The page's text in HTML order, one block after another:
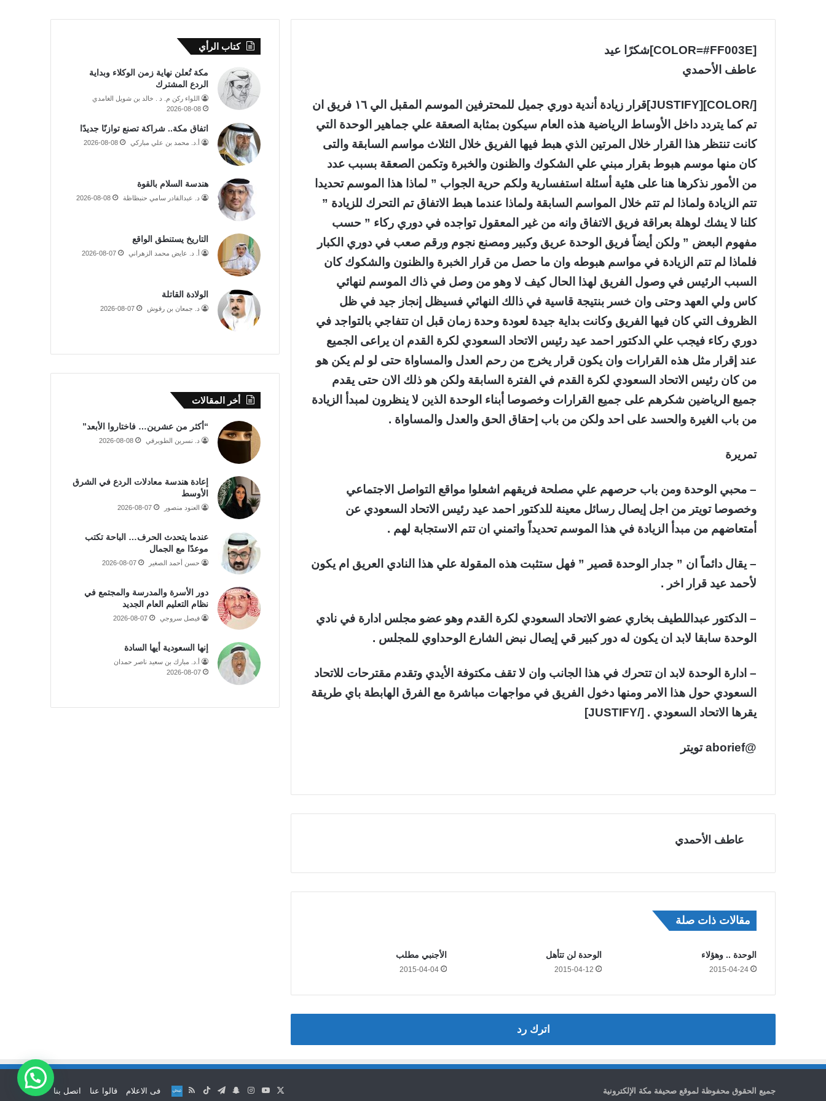
[COLOR=#FF003E]شكرًا عيد
عاطف الأحمدي
[/COLOR][JUSTIFY]قرار زيادة أندية دوري جميل للمحترفين الموسم المقبل الي ١٦ فريق ان
تم كما يتردد داخل الأوساط الرياضية هذه العام سيكون بمثابة الصعقة علي جماهير الوحدة التي
كانت تنتظر هذا القرار خلال المرتين الذي هبط فيها الفريق خلال الثلاث مواسم السابقة والتى
كان منها موسم هبوط بقرار مبني علي الشكوك والظنون والخبرة وتكمن الصعقة بسبب عدد
من الأمور نذكرها هنا على هئية أسئلة استفسارية ولكم حرية الجواب ” لماذا هذا الموسم تحديدا
تتم الزيادة ولماذا لم تتم خلال المواسم السابقة ولماذا عندما هبط الاتفاق تم التحرك للزيادة ”
كلنا لا يشك لوهلة بعراقة فريق الاتفاق وانه من غير المعقول تواجده في دوري ركاء ” حسب
مفهوم البعض ” ولكن أيضاً فريق الوحدة عريق وكبير ومصنع نجوم ورقم صعب في دوري الكبار
فلماذا لم تتم الزيادة في مواسم هبوطه وان ما حصل من قرار الخبرة والظنون والشكوك كان
السبب الرئيس في وصول الفريق لهذا الحال كيف لا وهو من وصل في ذاك الموسم لنهائي
كاس ولي العهد وحتى وان خسر بنتيجة قاسية في ذالك النهائي فسيظل إنجاز جيد في ظل
الظروف التي كان فيها الفريق وكانت بداية جيدة لعودة وحدة زمان قبل ان تتفاجي بالتواجد في
دوري ركاء فيجب علي الدكتور احمد عيد رئيس الاتحاد السعودي لكرة القدم ان يراعى الجميع
عند إقرار مثل هذه القرارات وان يكون قرار يخرج من رحم العدل والمساواة حتى لو لم يكن هو
من كان رئيس الاتحاد السعودي لكرة القدم في الفترة السابقة ولكن هو ذلك الان حتى يقدم
جميع الرياضين شكرهم على جميع القرارات وخصوصا أبناء الوحدة الذين لا ينظرون لمبدأ الزيادة
من باب الغيرة والحسد على احد ولكن من باب إحقاق الحق والعدل والمساواة .
تمريرة
– محبي الوحدة ومن باب حرصهم علي مصلحة فريقهم اشعلوا مواقع التواصل الاجتماعي
وخصوصا تويتر من اجل إيصال رسائل معينة للدكتور احمد عيد رئيس الاتحاد السعودي عن
أمتعاضهم من مبدأ الزيادة في هذا الموسم تحديداً واتمني ان تتم الاستجابة لهم .
– يقال دائماً ان ” جدار الوحدة قصير ” فهل ستثبت هذه المقولة علي هذا النادي العريق ام يكون
لأحمد عيد قرار اخر .
– الدكتور عبداللطيف بخاري عضو الاتحاد السعودي لكرة القدم وهو عضو مجلس ادارة في نادي
الوحدة سابقا لابد ان يكون له دور كبير قي إيصال نبض الشارع الوحداوي للمجلس .
– ادارة الوحدة لابد ان تتحرك في هذا الجانب وان لا تقف مكتوفة الأيدي وتقدم مقترحات للاتحاد
السعودي حول هذا الامر ومنها دخول الفريق في مواجهات مباشرة مع الفرق الهابطة باي طريقة
يقرها الاتحاد السعودي . [/JUSTIFY]
@aborief تويتر
عاطف الأحمدي
مقالات ذات صلة
الوحدة .. وهؤلاء
2015-04-24
الوحدة لن تتأهل
2015-04-12
الأجنبي مطلب
2015-04-04
اترك رد
كتاب الرأي
مكة تُعلن نهاية زمن الوكلاء وبداية
الردع المشترك
اللواء ركن م. د . خالد بن شويل الغامدي
2026-08-08
اتفاق مكة.. شراكة تصنع توازنًا جديدًا
أ.د. محمد بن علي مباركي 2026-08-08
هندسة السلام بالقوة
د. عبدالقادر سامي حنبظاظة 2026-08-08
التاريخ يستنطق الواقع
أ. د. عايض محمد الزهراني 2026-08-07
الولادة القاتلة
د. جمعان بن رقوش 2026-08-07
أخر المقالات
“أكثر من عشرين… فاختاروا الأبعد”
د. نسرين الطويرقي 2026-08-08
إعادة هندسة معادلات الردع في الشرق
الأوسط
العنود منصور 2026-08-07
عندما يتحدث الحرف… الباحة تكتب
موعدًا مع الجمال
حسن أحمد الصغير 2026-08-07
دور الأسرة والمدرسة والمجتمع في
نظام التعليم العام الجديد
فيصل سروجي 2026-08-07
إنها السعودية أيها السادة
أ.د. مبارك بن سعيد ناصر حمدان
2026-08-07
جميع الحقوق محفوظة لموقع صحيفة مكة الإلكترونية فى الاعلام قالوا عنا اتصل بنا ‫YouTubeانستقرام
سناب تيلقرام‫TikTok
ملخص
نبض